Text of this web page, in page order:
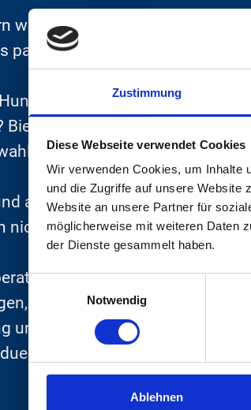
Zustimmung
Diese Webseite verwendet Cookies
Wir verwenden Cookies, um Inhalte
und die Zugriffe auf unsere Website
Website an unsere Partner für
möglicherweise mit weiteren Daten
der Dienste gesammelt haben.
Einwilligungsauswahl
Notwendig
Ablehnen
wie Arbeitsweg,
passt, dass der Arbeitsplatz
mitbringen? Gibt es die
Bietet das Unternehmen mir
wie das Gehalt.
anschließende Auswahl ist
nicht einmal mehr eine
bei Dunkel, Vögele &
sondern vor Allem
und dabei Ihre Karriereziele zu
Lebenssituation und